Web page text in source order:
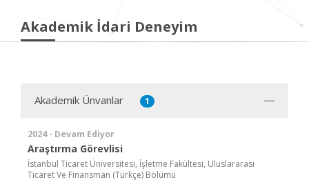
Akademik İdari Deneyim
Akademik Ünvanlar 1
2024 - Devam Ediyor
Araştırma Görevlisi
İstanbul Ticaret Üniversitesi, İşletme Fakültesi, Uluslararası
Ticaret Ve Finansman (Türkçe) Bölümü